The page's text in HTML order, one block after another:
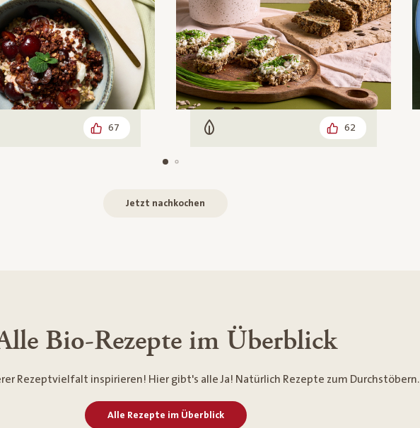
67 Vegetarisch 62
Jetzt nachkochen
Bio-Rezepte im Überblick
Rezeptvielfalt inspirieren! Hier gibt's alle Ja! Natürlich Rezepte zum Durchstöbern.
Alle Rezepte im Überblick